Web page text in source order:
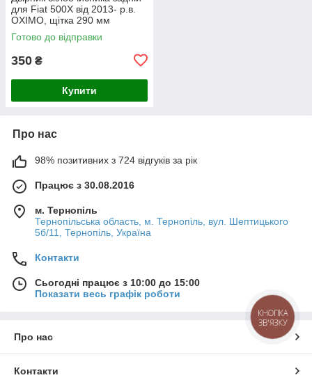
для Fiat 500X від 2013- р.в.
OXIMO, щітка 290 мм
Готово до відправки
350 ₴
Купити
Про нас
98% позитивних з 724 відгуків за рік
Працює з 30.08.2016
м. Тернопіль
Тернопільська область, м. Тернопіль, вул. Шептицького
5б/11, Тернопіль, Україна
Контакти
Сьогодні працює з 10:00 до 15:00
Показати весь графік роботи
Про нас
Контакти
КНОПКА
ЗВ'ЯЗКУ